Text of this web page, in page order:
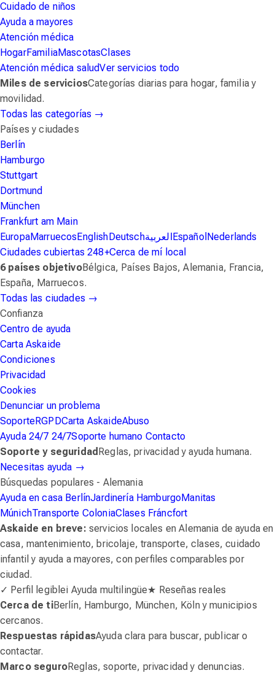
Cuidado de niños
Ayuda a mayores
Atención médica
HogarFamiliaMascotasClases
Atención médica saludVer servicios todo
Miles de serviciosCategorías diarias para hogar, familia y
movilidad.
Todas las categorías →
Países y ciudades
Berlín
Hamburgo
Stuttgart
Dortmund
München
Frankfurt am Main
EuropaMarruecosEnglishDeutschالعربيةEspañol Nederlands
Ciudades cubiertas248+Cerca de mí local
6 países objetivoBélgica, Países Bajos, Alemania, Francia,
España, Marruecos.
Todas las ciudades →
Confianza
Centro de ayuda
Carta Askaide
Condiciones
Privacidad
Cookies
Denunciar un problema
SoporteRGPDCarta AskaideAbuso
Ayuda 24/7 24/7Soporte humano Contacto
Soporte y seguridad Reglas, privacidad y ayuda humana.
Necesitas ayuda →
Búsquedas populares - Alemania
Ayuda en casa BerlínJardinería HamburgoManitas
MúnichTransporte ColoniaClases Fráncfort
Askaide en breve: servicios locales en Alemania de ayuda en
casa, mantenimiento, bricolaje, transporte, clases, cuidado
infantil y ayuda a mayores, con perfiles comparables por
ciudad.
✓ Perfil legiblei Ayuda multilingüe★ Reseñas reales
Cerca de tiBerlín, Hamburgo, München, Köln y municipios
cercanos.
Respuestas rápidasAyuda clara para buscar, publicar o
contactar.
Marco seguroReglas, soporte, privacidad y denuncias.